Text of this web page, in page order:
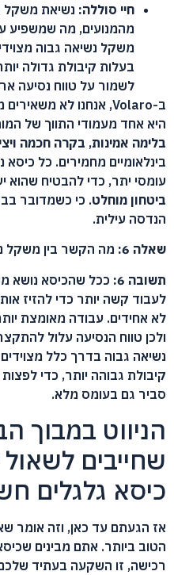
חיי סוללה: נשיאת משקל
מהמנועים, מה שמשפיע
משקל נשיאה גבוה
בעלות קיבולת גדולה
לשמור על טווח נסיעה
ב-Volaro, אנחנו לא משאירים מקום לספק.
היא אחד מעמודי התווך של
בלימה אמינות, בקרה חכמה
בינלאומיים מחמירים. כל
עומסי יתר, כדי להבטיח שהוא
ביטחון מוחלט. כי כשמדובר
הנדסה עילית.
שאלה 6:
מה הקשר בין משקל
תשובה 6:
ככל שהכיסא נושא
לעבוד קשה יותר כדי להזיז
לא אחידים. עבודה מאומצת
ולכן טווח הנסיעה עלול
נשיאה גבוה בדרך כלל מצוידים
קיבולת גבוהה יותר, כדי
סביר גם בעומס מלא.
שחייבים לשאול
כיסא גלגלים
אז הגעתם עד כאן, וזה אומר
הטוב ביותר. אתם מבינים
רכישה, זו השקעה בעתיד